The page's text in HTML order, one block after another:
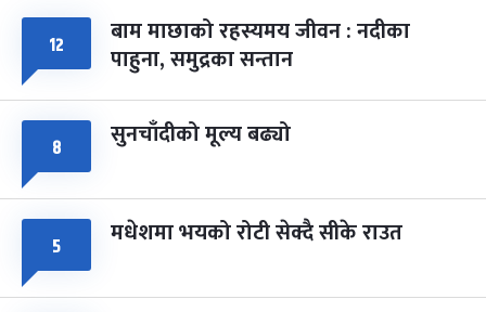
८
सोम
फागुपूर्णिमा
चैत्र ८, २०८३-Mar 22, 2027
७ महिना बाँकी
१२ बाम माछाको रहस्यमय जीवन : नदीका
पाहुना, समुद्रका सन्तान
८ सुनचाँदीको मूल्य बढ्यो
५ मधेशमा भयको रोटी सेक्दै सीके राउत